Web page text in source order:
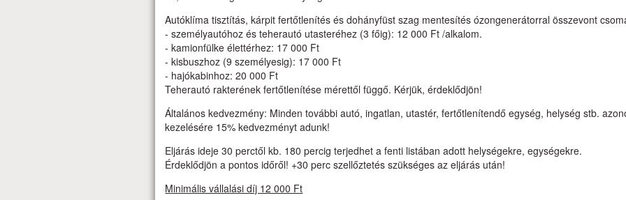
Autóklíma tisztítás, kárpit fertőtlenítés és dohányfüst szag mentesítés ózongenerátorral összevont
- személyautóhoz és teherautó utasteréhez (3 főig): 12 000 Ft /alkalom.
- kamionfülke élettérhez: 17 000 Ft
- kisbuszhoz (9 személyesig): 17 000 Ft
- hajókabinhoz: 20 000 Ft
Teherautó rakterének fertőtlenítése mérettől függő. Kérjük, érdeklődjön!
Általános kedvezmény: Minden további autó, ingatlan, utastér, fertőtlenítendő egység, helység stb.
kezelésére 15% kedvezményt adunk!
Eljárás ideje 30 perctől kb. 180 percig terjedhet a fenti listában adott helységekre, egységekre.
Érdeklődjön a pontos időről! +30 perc szellőztetés szükséges az eljárás után!
Minimális vállalási díj 12 000 Ft